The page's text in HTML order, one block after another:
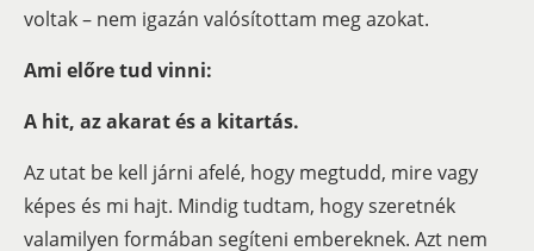
voltak – nem igazán valósítottam meg azokat.
Ami előre tud vinni:
A hit, az akarat és a kitartás.
Az utat be kell járni afelé, hogy megtudd, mire vagy
képes és mi hajt. Mindig tudtam, hogy szeretnék
valamilyen formában segíteni embereknek. Azt nem